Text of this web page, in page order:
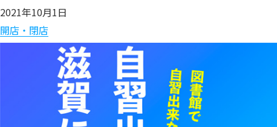
2021年10月1日
開店・閉店